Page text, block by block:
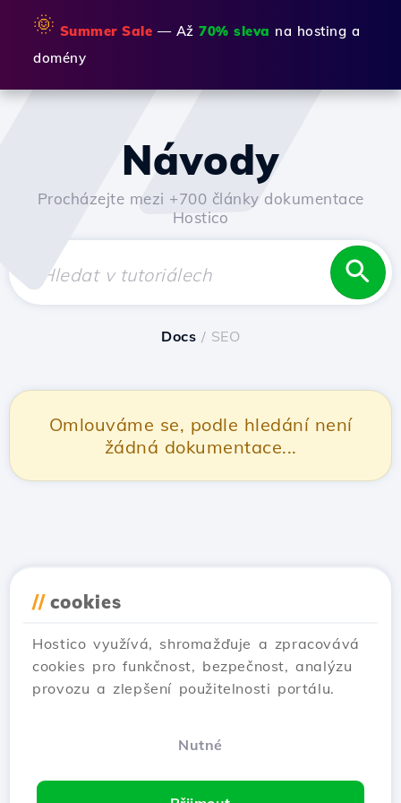
🌞 Summer Sale — Až 70% sleva na hosting a
domény
Návody
Procházejte mezi +700 články dokumentace
Hostico
Docs / SEO
Omlouváme se, podle hledání není
žádná dokumentace...
// cookies
Hostico využívá, shromažďuje a zpracovává
cookies pro funkčnost, bezpečnost, analýzu
provozu a zlepšení použitelnosti portálu.
Nutné